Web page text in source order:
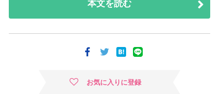
本文を読む
お気に入りに登録